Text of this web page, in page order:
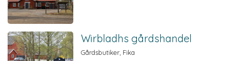
Wirbladhs gårdshandel
Gårdsbutiker, Fika